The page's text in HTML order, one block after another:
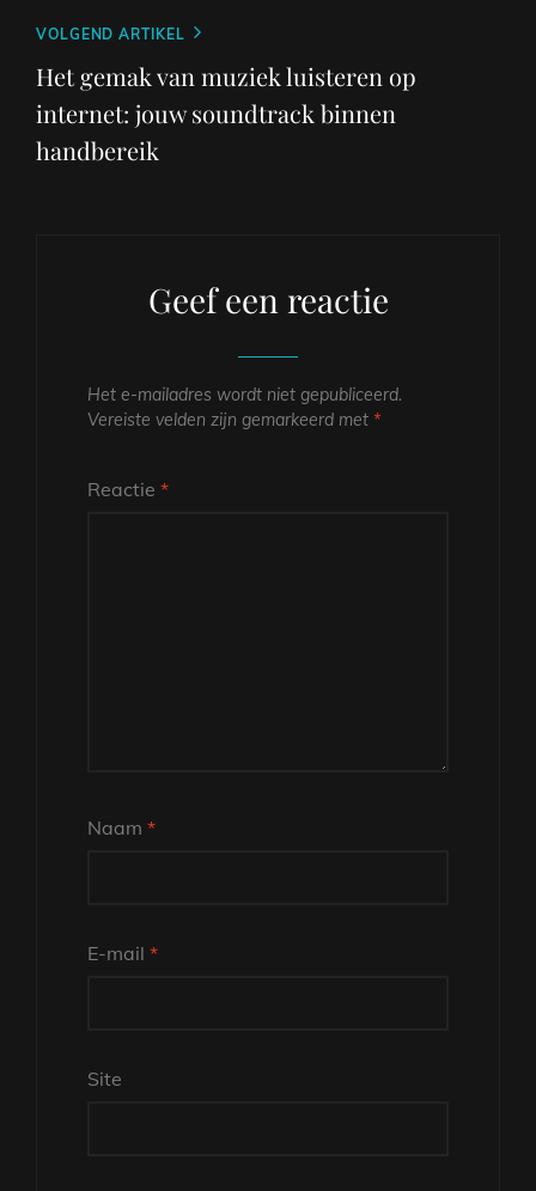
Volgend
bericht
VOLGEND ARTIKEL
Het gemak van muziek luisteren op
internet: jouw soundtrack binnen
handbereik
Geef een reactie
Het e-mailadres wordt niet gepubliceerd.
Vereiste velden zijn gemarkeerd met *
Reactie *
Naam *
E-mail *
Site